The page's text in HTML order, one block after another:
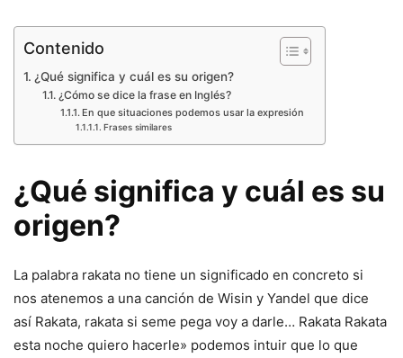
Contenido
¿Qué significa y cuál es su origen?
¿Cómo se dice la frase en Inglés?
En que situaciones podemos usar la expresión
Frases similares
¿Qué significa y cuál es su
origen?
La palabra rakata no tiene un significado en concreto si
nos atenemos a una canción de Wisin y Yandel que dice
así Rakata, rakata si seme pega voy a darle… Rakata Rakata
esta noche quiero hacerle» podemos intuir que lo que